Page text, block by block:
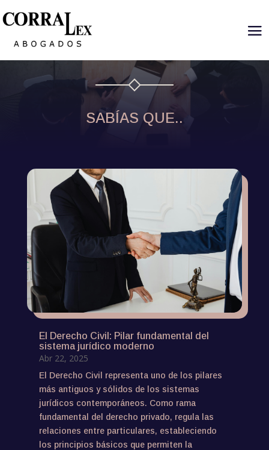
SABÍAS QUE..
El Derecho Civil: Pilar fundamental del
sistema jurídico moderno
Abr 22, 2025
El Derecho Civil representa uno de los pilares
más antiguos y sólidos de los sistemas
jurídicos contemporáneos. Como rama
fundamental del derecho privado, regula las
relaciones entre particulares, estableciendo
los principios básicos que permiten la